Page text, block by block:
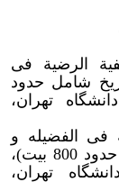
الرضیة فی
شامل حدود
تهران،
فی الفضیله و
الرزیه (قسمت دوم بخش تاریخ شامل حدود 800 بیت)،
تهران،